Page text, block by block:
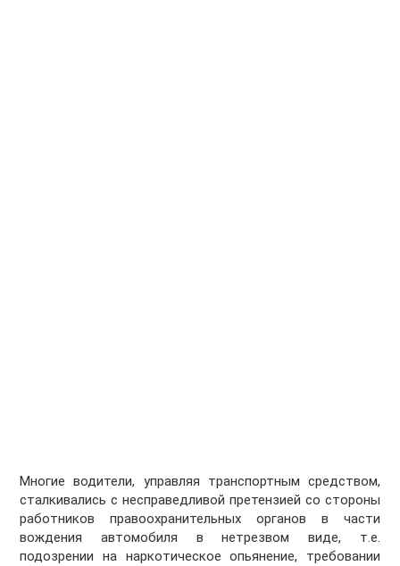
Многие водители, управляя транспортным средством,
сталкивались с несправедливой претензией со стороны
работников правоохранительных органов в части
вождения автомобиля в нетрезвом виде, т.е.
подозрении на наркотическое опьянение, требовании